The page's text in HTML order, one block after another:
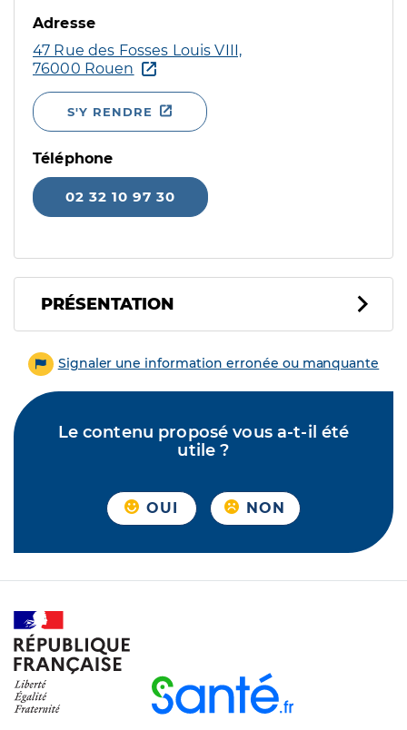
Adresse
47 Rue des Fosses Louis VIII,
76000 Rouen
S'Y RENDRE
Téléphone
02 32 10 97 30
PRÉSENTATION
Signaler une information erronée ou manquante
Le contenu proposé vous a-t-il été
utile ?
OUI NON